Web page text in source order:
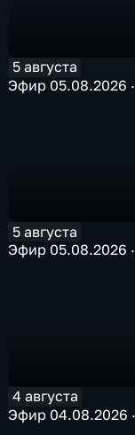
5 августа
Эфир 05.08.2026
5 августа
Эфир 05.08.2026
4 августа
Эфир 04.08.2026